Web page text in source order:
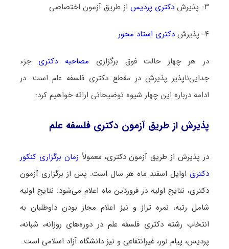
۳- پذیرش دکتری پردیساز طریق آزمون اختصاصی
۴- پذیرش دکتری استاد محور
در هر چهار حالت فوق برگزاری مصاحبه دکتری جزء
جدایی‌ناپذیر پذیرش در مقطع دکتری فلسفه علم است. در
ادامه درباره این چهار شیوه توضیحاتی ارائه خواهیم کرد:
پذیرش از طریق آزمون دکتری فلسفه علم
در پذیرش از طریق آزمون دکتری، معمولاً زمان برگزاری کنکور
دکتری اوایل اسفند ماه هر سال است. پس از برگزاری آزمون
دکتری، نتایج اولیه در فروردین ماه اعلام می‌شود. نتایج اولیه
شامل رتبه، نمره‌ تراز و نیز اعلام مجاز بودن داوطلبان به
انتخاب رشته دکتری فلسفه علم در دوره‌های روزانه، شبانه،
پردیس، پیام نور، غیرانتفاعی و نیز دانشگاه آزاد اسلامی است.